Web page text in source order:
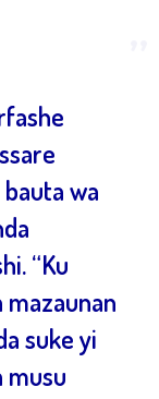
wa
“Ku
mazaunan
suke yi
musu